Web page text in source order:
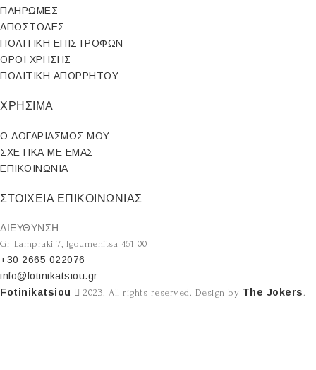
ΠΛΗΡΩΜΕΣ
ΑΠΟΣΤΟΛΕΣ
ΠΟΛΙΤΙΚΗ ΕΠΙΣΤΡΟΦΩΝ
ΟΡΟΙ ΧΡΗΣΗΣ
ΠΟΛΙΤΙΚΗ ΑΠΟΡΡΗΤΟΥ
ΧΡΗΣΙΜΑ
Ο ΛΟΓΑΡΙΑΣΜΟΣ ΜΟΥ
ΣΧΕΤΙΚΑ ΜΕ ΕΜΑΣ
ΕΠΙΚΟΙΝΩΝΙΑ
ΣΤΟΙΧΕΙΑ ΕΠΙΚΟΙΝΩΝΙΑΣ
ΔΙΕΥΘΥΝΣΗ
Gr Lampraki 7, Igoumenitsa 461 00
+30 2665 022076
info@fotinikatsiou.gr
Fotinikatsiou
2023. All rights reserved. Design by The Jokers .